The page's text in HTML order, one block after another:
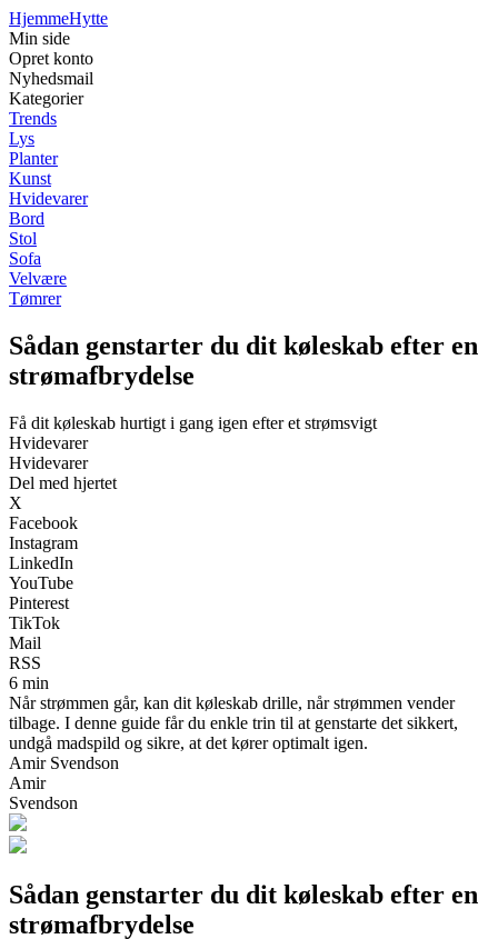
HjemmeHytte
Min side
Opret konto
Nyhedsmail
Kategorier
Trends
Lys
Planter
Kunst
Hvidevarer
Bord
Stol
Sofa
Velvære
Tømrer
Sådan genstarter du dit køleskab efter en
strømafbrydelse
Få dit køleskab hurtigt i gang igen efter et strømsvigt
Hvidevarer
Hvidevarer
Del med hjertet
X
Facebook
Instagram
LinkedIn
YouTube
Pinterest
TikTok
Mail
RSS
6 min
Når strømmen går, kan dit køleskab drille, når strømmen vender
tilbage. I denne guide får du enkle trin til at genstarte det sikkert,
undgå madspild og sikre, at det kører optimalt igen.
Amir Svendson
Amir
Svendson
Sådan genstarter du dit køleskab efter en
strømafbrydelse